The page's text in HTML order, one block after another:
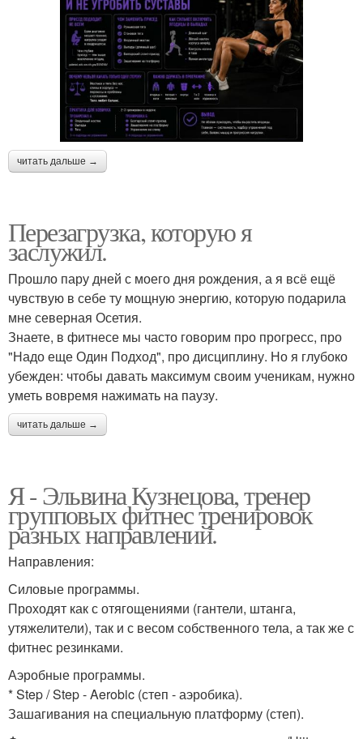
читать дальше →
Перезагрузка, которую я
заслужил.
Прошло пару дней с моего дня рождения, а я всё ещё
чувствую в себе ту мощную энергию, которую подарила
мне северная Осетия.
Знаете, в фитнесе мы часто говорим про прогресс, про
"Надо еще Один Подход", про дисциплину. Но я глубоко
убежден: чтобы давать максимум своим ученикам, нужно
уметь вовремя нажимать на паузу.
читать дальше →
Я - Эльвина Кузнецова, тренер
групповых фитнес тренировок
разных направлений.
Направления:
Силовые программы.
Проходят как с отягощениями (гантели, штанга,
утяжелители), так и с весом собственного тела, а так же с
фитнес резинками.
Аэробные программы.
* Step / Step - Aerobic (степ - аэробика).
Зашагивания на специальную платформу (степ).